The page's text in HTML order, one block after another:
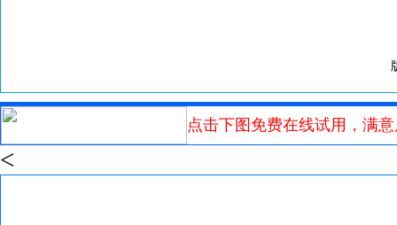
点击下图免费在线试用，满
<